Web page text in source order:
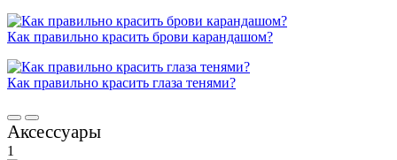
Как правильно красить брови карандашом?
Как правильно красить глаза тенями?
Аксессуары
1